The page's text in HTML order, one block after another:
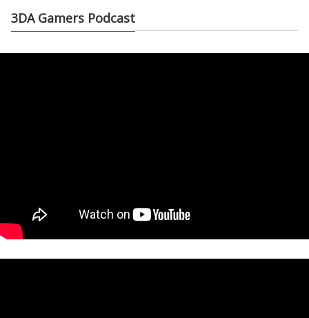
3DA Gamers Podcast